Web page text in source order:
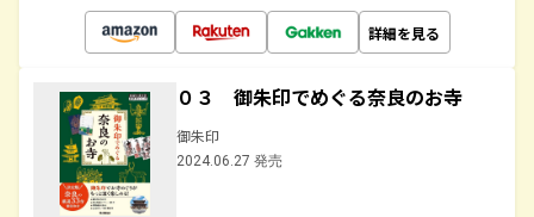
詳細を見る
０３ 御朱印でめぐる奈良のお寺
御朱印
2024.06.27 発売